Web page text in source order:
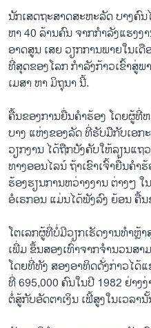
ນັກເສດຖະສາດສະຫະລັດ ບາງຄົ
ຫາ 40 ລ້ານຄົນ ຈາກກຳລັງແຮງ
ອາດສູນ ເສຍ ວຽກການພາຍໃນເ
ທີ່ສຸດຂອງໂລກ ກຳລັງກ້າວເຂົ້າສູ່
ເມສາ ຫາ ມິຖຸນາ ນີ້.
ຄື້ນຂອງການຍື່ນຄຳຮ້ອງ ໂດຍຜູ້ທີ່
ບາງ ແຫ່ງຂອງລັດ ທີ່ຮັບມືກັບເອກ
ວຽກງານ ໄດ້ຖືກບັງຄັບໃຫ້ລຽນແ
ທາງອອນໄລນ໌ ຖ້າເຂົາເຈົ້າຍື່ນຄຳ
ຮ້ອງຮຽນການຫວ່າງງານ ຕ່າງໆ
ອໍເຣກອນ ແມ່ນໄດ້ພັງລົງ ຍ້ອນ ຄື້
ໂຕເລກຜູ້ທີ່ບໍ່ມີວຽກເຮັດງານທຳຫຼ້
ເພີ່ມ ຂຶ້ນສອງເທົ່າຈາກຈຳນວນສ
ໂດຍທີ່ທັງ ສອງອາທິດດັ່ງກ່າວໄດ້
ທີ່ 695,000 ຄົນໃນປີ 1982 ຢ່າ
ຕໍ່ສູ້ກັບອັດຕາເງິນ ເຟີ້ສູງໃນເວລາ